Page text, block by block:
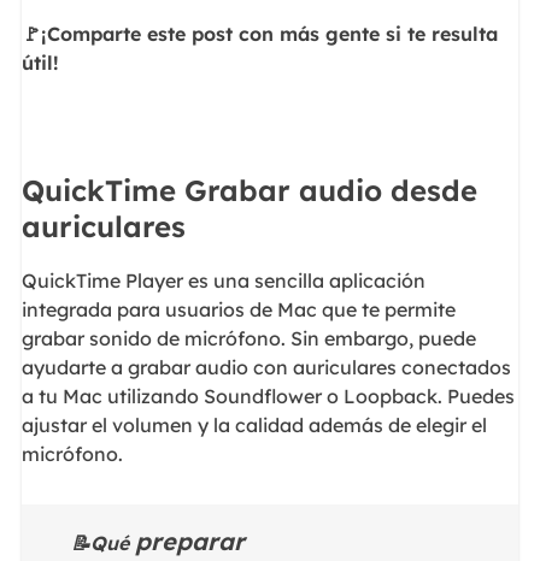
🚩¡Comparte este post con más gente si te resulta
útil!
QuickTime Grabar audio desde
auriculares
QuickTime Player es una sencilla aplicación
integrada para usuarios de Mac que te permite
grabar sonido de micrófono. Sin embargo, puede
ayudarte a grabar audio con auriculares conectados
a tu Mac utilizando Soundflower o Loopback. Puedes
ajustar el volumen y la calidad además de elegir el
micrófono.
📝Qué preparar